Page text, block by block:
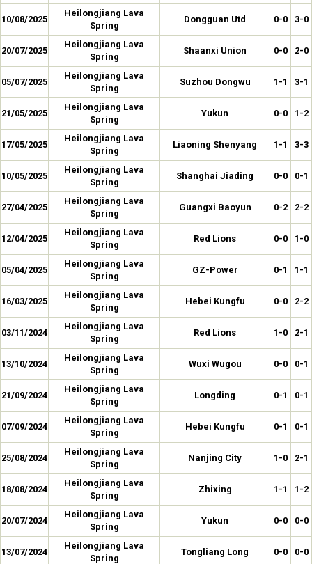
10/08/2025
Heilongjiang Lava
Spring
Dongguan Utd 0-0 3-0
20/07/2025
Heilongjiang Lava
Spring
Shaanxi Union 0-0 2-0
05/07/2025
Heilongjiang Lava
Spring
Suzhou Dongwu 1-1 3-1
21/05/2025
Heilongjiang Lava
Spring
Yukun 0-0 1-2
17/05/2025
Heilongjiang Lava
Spring
Liaoning Shenyang 1-1 3-3
10/05/2025
Heilongjiang Lava
Spring
Shanghai Jiading 0-0 0-1
27/04/2025
Heilongjiang Lava
Spring
Guangxi Baoyun 0-2 2-2
12/04/2025
Heilongjiang Lava
Spring
Red Lions 0-0 1-0
05/04/2025
Heilongjiang Lava
Spring
GZ-Power 0-1 1-1
16/03/2025
Heilongjiang Lava
Spring
Hebei Kungfu 0-0 2-2
03/11/2024
Heilongjiang Lava
Spring
Red Lions 1-0 2-1
13/10/2024
Heilongjiang Lava
Spring
Wuxi Wugou 0-0 0-1
21/09/2024
Heilongjiang Lava
Spring
Longding 0-1 0-1
07/09/2024
Heilongjiang Lava
Spring
Hebei Kungfu 0-1 0-1
25/08/2024
Heilongjiang Lava
Spring
Nanjing City 1-0 2-1
18/08/2024
Heilongjiang Lava
Spring
Zhixing 1-1 1-2
20/07/2024
Heilongjiang Lava
Spring
Yukun 0-0 0-0
13/07/2024
Heilongjiang Lava
Spring
Tongliang Long 0-0 0-0